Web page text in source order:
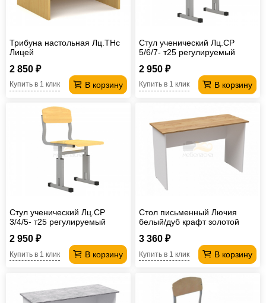
Трибуна настольная Лц.ТНс
Лицей
2 850 ₽
В корзину
Купить в 1 клик
Стул ученический Лц.СР
5/6/7- т25 регулируемый
2 950 ₽
В корзину
Купить в 1 клик
Стул ученический Лц.СР
3/4/5- т25 регулируемый
2 950 ₽
В корзину
Купить в 1 клик
Стол письменный Лючия
белый/дуб крафт золотой
3 360 ₽
В корзину
Купить в 1 клик